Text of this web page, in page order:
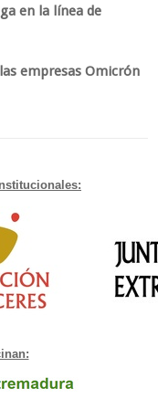
en la línea de
empresas Omicrón